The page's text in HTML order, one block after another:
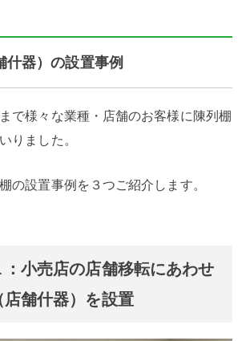
什器）の設置事例
で様々な業種・店舗のお客様に陳列棚
りました。
の設置事例を３つご紹介します。
小売店の店舗移転にあわせ
舗什器）を設置